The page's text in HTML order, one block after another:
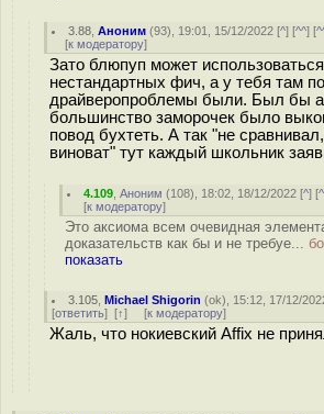
3.88 ,Аноним (93), 19:01, 15/12/2022 [^] [^^] [
[к модератору]
Зато блюпуп может
нестандартных фич, а у тебя там
драйверопроблемы были. Был бы
большинство заморочек было
повод бухтеть. А так "не
виноват" тут каждый школьник
4.109 ,Аноним (108), 18:02, 18/12/2022 [^] [
[к модератору]
Это аксиома всем очевидная
доказательств как бы и не требуе...
показать
3.105 ,Michael Shigorin (ok), 15:12, 17/12/
[ответить] [↑] [к модератору]
Жаль, что нокиевский Affix не